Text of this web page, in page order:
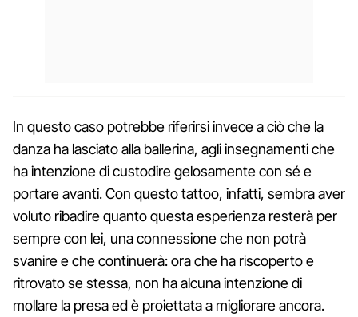
In questo caso potrebbe riferirsi invece a ciò che la
danza ha lasciato alla ballerina, agli insegnamenti che
ha intenzione di custodire gelosamente con sé e
portare avanti. Con questo tattoo, infatti, sembra aver
voluto ribadire quanto questa esperienza resterà per
sempre con lei, una connessione che non potrà
svanire e che continuerà: ora che ha riscoperto e
ritrovato se stessa, non ha alcuna intenzione di
mollare la presa ed è proiettata a migliorare ancora.